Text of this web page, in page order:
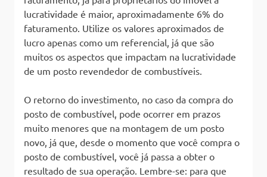
lucratividade é maior, aproximadamente 6% do
faturamento. Utilize os valores aproximados de
lucro apenas como um referencial, já que são
muitos os aspectos que impactam na lucratividade
de um posto revendedor de combustíveis.
O retorno do investimento, no caso da compra do
posto de combustível, pode ocorrer em prazos
muito menores que na montagem de um posto
novo, já que, desde o momento que você compra o
posto de combustível, você já passa a obter o
resultado de sua operação. Lembre-se: para que